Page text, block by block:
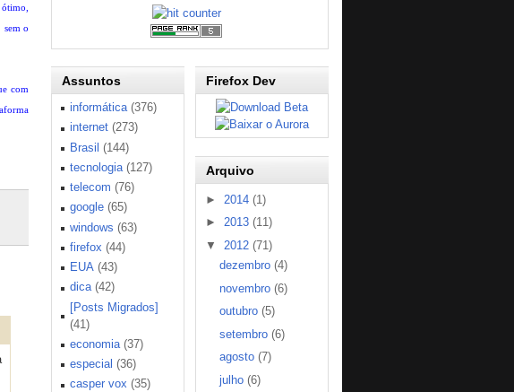
sem o
com
Assuntos
informática (376)
internet (273)
Brasil (144)
tecnologia (127)
telecom (76)
google (65)
windows (63)
firefox (44)
EUA (43)
dica (42)
[Posts Migrados]
(41)
economia (37)
especial (36)
casper vox (35)
Firefox Dev
Arquivo
► 2014(1)
►2013(11)
▼
2012(71)
dezembro (4)
novembro (6)
outubro (5)
setembro (6)
agosto (7)
julho (6)